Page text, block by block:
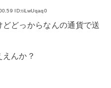
ID:tiLwUqaq0
どっからなんの通貨で送
んか？